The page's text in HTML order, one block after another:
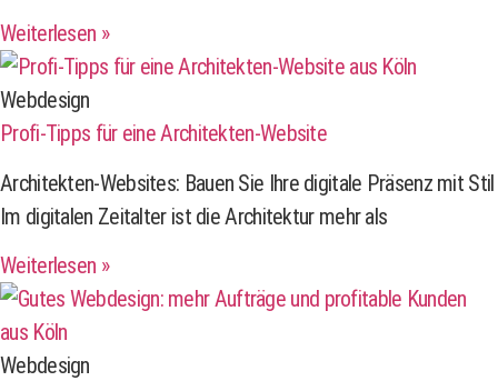
Weiterlesen »
Webdesign
Profi-Tipps für eine Architekten-Website
Architekten-Websites: Bauen Sie Ihre digitale Präsenz mit Stil
Im digitalen Zeitalter ist die Architektur mehr als
Weiterlesen »
Webdesign